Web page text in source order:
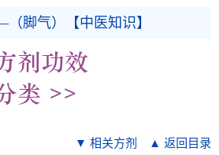
脚气）【中医知识】
▼ 相关方剂 ▲ 返回目录